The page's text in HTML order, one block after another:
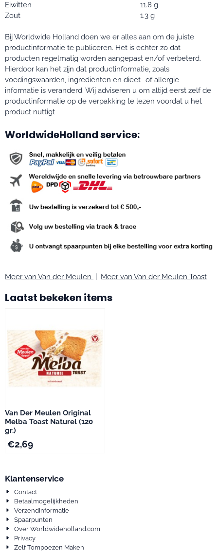
Eiwitten
11.8 g
Zout
1.3 g
Bij Worldwide Holland doen we er alles aan om de juiste
productinformatie te publiceren. Het is echter zo dat
producten regelmatig worden aangepast en/of verbeterd.
Hierdoor kan het zijn dat productinformatie, zoals
voedingswaarden, ingrediënten en dieet- of allergie-
informatie is veranderd. Wij adviseren u om altijd eerst zelf de
productinformatie op de verpakking te lezen voordat u het
product nuttigt
WorldwideHolland service:
Meer van Van der Meulen Meer van Van der Meulen Toast
Laatst bekeken items
Van Der Meulen Original
Melba Toast Naturel (120
gr.)
€2,69
Klantenservice
Contact
Betaalmogelijkheden
Verzendinformatie
Spaarpunten
Over Worldwideholland.com
Privacy
Zelf Tompoezen Maken